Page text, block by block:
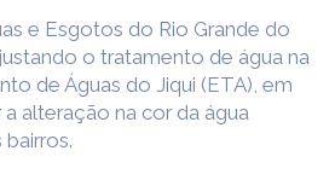
e Esgotos do Rio Grande do
o tratamento de água na
de Águas do Jiqui (ETA), em
a alteração na cor da água
bairros.